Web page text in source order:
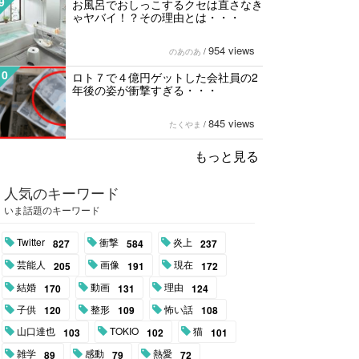
お風呂でおしっこするクセは直さなき
ゃヤバイ！？その理由とは・・・
のあのあ / 954 views
ロト７で４億円ゲットした会社員の2
年後の姿が衝撃すぎる・・・
たくやま / 845 views
もっと見る
人気のキーワード
いま話題のキーワード
Twitter 827 衝撃 584 炎上 237
芸能人 205 画像 191 現在 172
結婚 170 動画 131 理由 124
子供 120 整形 109 怖い話 108
山口達也 103 TOKIO 102 猫 101
雑学 89 感動 79 熱愛 72